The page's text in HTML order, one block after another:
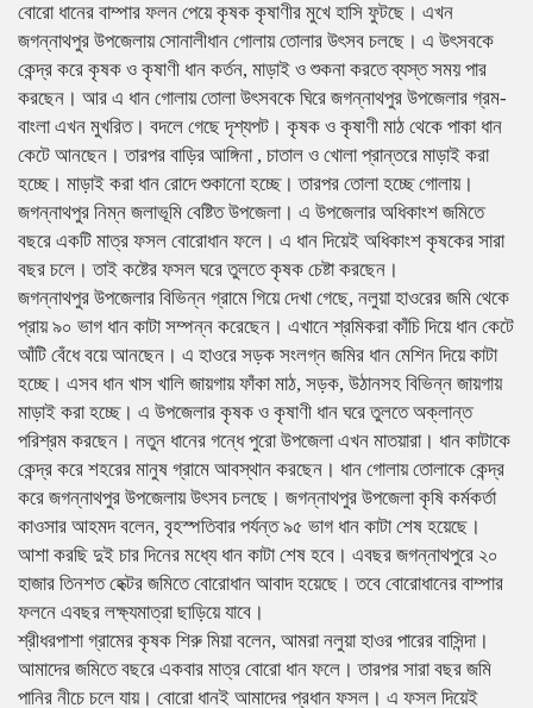
বোরো ধানের বাম্পার ফলন পেয়ে কৃষক কৃষাণীর মুখে হাসি ফুটছে। এখন
জগন্নাথপুর উপজেলায় সোনালীধান গোলায় তোলার উৎসব চলছে। এ উৎসবকে
কেন্দ্র করে কৃষক ও কৃষাণী ধান কর্তন, মাড়াই ও শুকনা করতে ব্যস্ত সময় পার
করছেন। আর এ ধান গোলায় তোলা উৎসবকে ঘিরে জগন্নাথপুর উপজেলার গ্রম-
বাংলা এখন মুখরিত। বদলে গেছে দৃশ্যপট। কৃষক ও কৃষাণী মাঠ থেকে পাকা ধান
কেটে আনছেন। তারপর বাড়ির আঙ্গিনা , চাতাল ও খোলা প্রান্তরে মাড়াই করা
হচ্ছে। মাড়াই করা ধান রোদে শুকানো হচ্ছে। তারপর তোলা হচ্ছে গোলায়।
জগন্নাথপুর নিম্ন জলাভূমি বেষ্টিত উপজেলা। এ উপজেলার অধিকাংশ জমিতে
বছরে একটি মাত্র ফসল বোরোধান ফলে। এ ধান দিয়েই অধিকাংশ কৃষকের সারা
বছর চলে। তাই কষ্টের ফসল ঘরে তুলতে কৃষক চেষ্টা করছেন।
জগন্নাথপুর উপজেলার বিভিন্ন গ্রামে গিয়ে দেখা গেছে, নলুয়া হাওরের জমি থেকে
প্রায় ৯০ ভাগ ধান কাটা সম্পন্ন করেছেন। এখানে শ্রমিকরা কাঁচি দিয়ে ধান কেটে
আঁটি বেঁধে বয়ে আনছেন। এ হাওরে সড়ক সংলগ্ন জমির ধান মেশিন দিয়ে কাটা
হচ্ছে। এসব ধান খাস খালি জায়গায় ফাঁকা মাঠ, সড়ক, উঠানসহ বিভিন্ন জায়গায়
মাড়াই করা হচ্ছে। এ উপজেলার কৃষক ও কৃষাণী ধান ঘরে তুলতে অক্লান্ত
পরিশ্রম করছেন। নতুন ধানের গন্ধে পুরো উপজেলা এখন মাতয়ারা। ধান কাটাকে
কেন্দ্র করে শহরের মানুষ গ্রামে আবস্থান করছেন। ধান গোলায় তোলাকে কেন্দ্র
করে জগন্নাথপুর উপজেলায় উৎসব চলছে। জগন্নাথপুর উপজেলা কৃষি কর্মকর্তা
কাওসার আহমদ বলেন, বৃহস্পতিবার পর্যন্ত ৯৫ ভাগ ধান কাটা শেষ হয়েছে।
আশা করছি দুই চার দিনের মধ্যে ধান কাটা শেষ হবে। এবছর জগন্নাথপুরে ২০
হাজার তিনশত হেক্টর জমিতে বোরোধান আবাদ হয়েছে। তবে বোরোধানের বাম্পার
ফলনে এবছর লক্ষ্যমাত্রা ছাড়িয়ে যাবে।
শ্রীধরপাশা গ্রামের কৃষক শিরু মিয়া বলেন, আমরা নলুয়া হাওর পারের বাসিন্দা।
আমাদের জমিতে বছরে একবার মাত্র বোরো ধান ফলে। তারপর সারা বছর জমি
পানির নীচে চলে যায়। বোরো ধানই আমাদের প্রধান ফসল। এ ফসল দিয়েই